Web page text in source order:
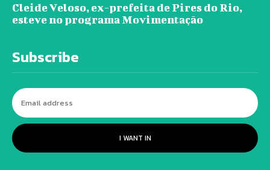
Cleide Veloso, ex-prefeita de Pires do Rio,
esteve no programa Movimentação
Subscribe
I WANT IN